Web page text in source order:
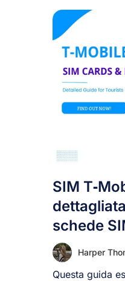
SIM
schede
Harper
Questa guida